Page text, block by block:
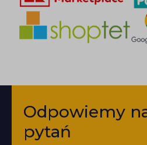
Odpowiemy
pytań